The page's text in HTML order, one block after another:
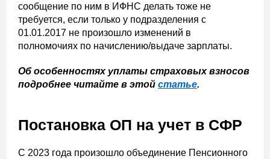
сообщение по ним в ИФНС делать тоже не
требуется, если только у подразделения с
01.01.2017 не произошло изменений в
полномочиях по начислению/выдаче зарплаты.
Об особенностях уплаты страховых взносов
подробнее читайте в этой статье.
Постановка ОП на учет в СФР
С 2023 года произошло объединение Пенсионного